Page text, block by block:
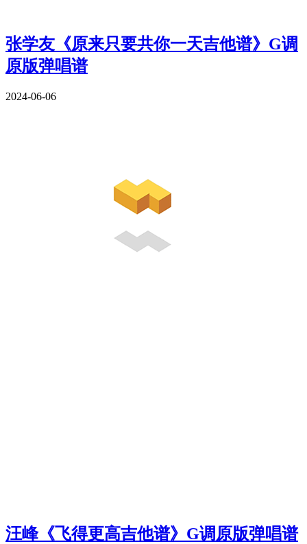
张学友《原来只要共你一天吉他谱》G调
原版弹唱谱
2024-06-06
汪峰《飞得更高吉他谱》G调原版弹唱谱